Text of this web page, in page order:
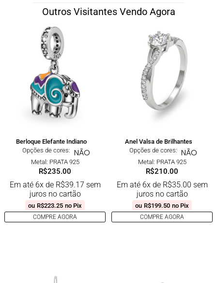
Outros Visitantes Vendo Agora
Berloque Elefante Indiano
Opções de cores: NÃO
Metal: PRATA 925
R$235.00
Em até 6x de R$39.17 sem
juros no cartão
ou R$223.25 no Pix
COMPRE AGORA
Anel Valsa de Brilhantes
Opções de cores: NÃO
Metal: PRATA 925
R$210.00
Em até 6x de R$35.00 sem
juros no cartão
ou R$199.50 no Pix
COMPRE AGORA